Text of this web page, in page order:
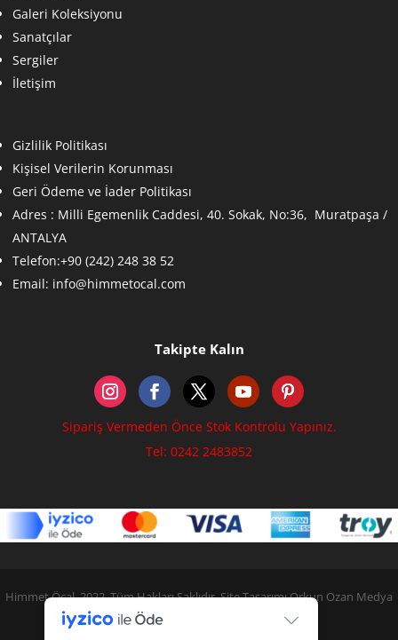
Galeri Koleksiyonu
Sanatçılar
Sergiler
İletişim
Gizlilik Politikası
Kişisel Verilerin Korunması
Geri Ödeme ve İader Politikası
Adres : Milli Egemenlik Caddesi, 40. Sokak, No:36, Muratpaşa /
ANTALYA
Telefon:+90 (242) 248 38 52
Email: info@himmetocal.com
Takipte Kalın
Sipariş Vermeden Önce Stok Kontrolu Yapınız.
Tel: 0242 2483852
Himmet Öcal, 2022. Tüm Hakları Saklıdır. Site Tasarımı Orkun Ozan Medya
Hizmetleri A.Ş.